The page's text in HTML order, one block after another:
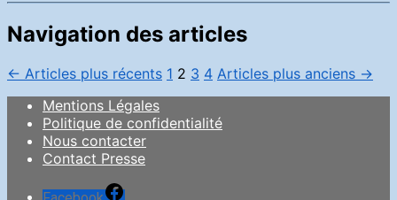
Navigation des articles
← Articles plus récents 1 2 3 4 Articles plus anciens →
Mentions Légales
Politique de confidentialité
Nous contacter
Contact Presse